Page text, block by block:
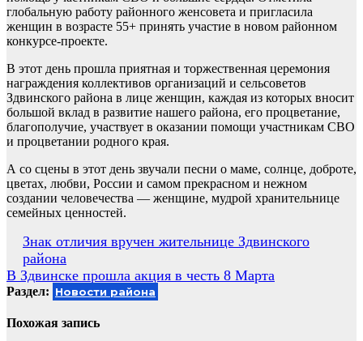
глобальную работу районного женсовета и пригласила
женщин в возрасте 55+ принять участие в новом районном
конкурсе-проекте.
В этот день прошла приятная и торжественная церемония
награждения коллективов организаций и сельсоветов
Здвинского района в лице женщин, каждая из которых вносит
большой вклад в развитие нашего района, его процветание,
благополучие, участвует в оказании помощи участникам СВО
и процветании родного края.
А со сцены в этот день звучали песни о маме, солнце, доброте,
цветах, любви, России и самом прекрасном и нежном
создании человечества — женщине, мудрой хранительнице
семейных ценностей.
Навигация
по
записям
Знак отличия вручен жительнице Здвинского
района
В Здвинске прошла акция в честь 8 Марта
Раздел: Новости района
Похожая запись